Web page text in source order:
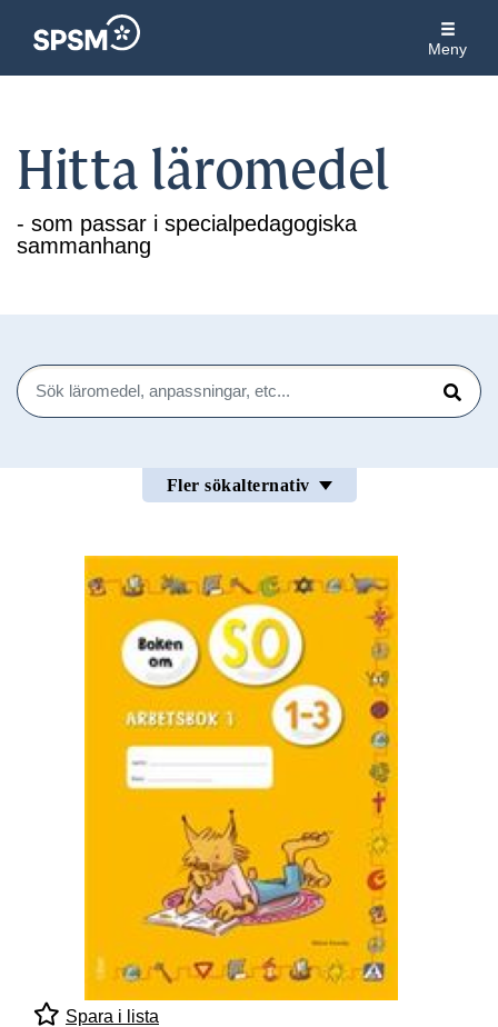
Meny
Hitta läromedel
- som passar i specialpedagogiska
sammanhang
Sök
Sök
Fler sökalternativ
Spara i lista